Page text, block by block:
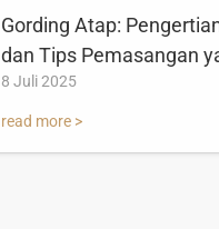
Gording Atap:
dan Tips Pemasangan
8 Juli 2025
read more >